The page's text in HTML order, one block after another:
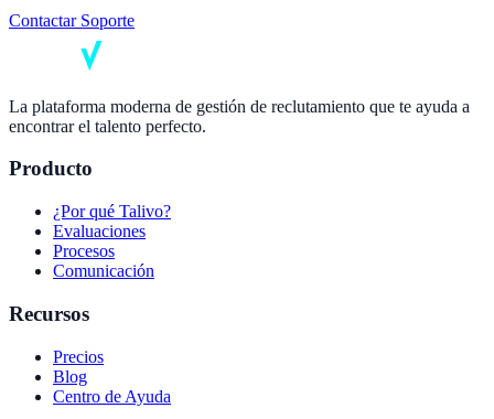
Contactar Soporte
La plataforma moderna de gestión de reclutamiento que te ayuda a
encontrar el talento perfecto.
Producto
¿Por qué Talivo?
Evaluaciones
Procesos
Comunicación
Recursos
Precios
Blog
Centro de Ayuda